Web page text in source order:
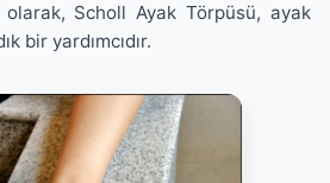
olarak, Scholl Ayak Törpüsü, ayak
bir yardımcıdır.